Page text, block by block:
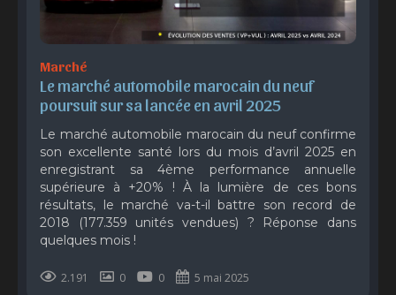
Marché
Le marché automobile marocain du neuf
poursuit sur sa lancée en avril 2025
Le marché automobile marocain du neuf confirme
son excellente santé lors du mois d’avril 2025 en
enregistrant sa 4ème performance annuelle
supérieure à +20% ! À la lumière de ces bons
résultats, le marché va-t-il battre son record de
2018 (177.359 unités vendues) ? Réponse dans
quelques mois !
2.191 0 0 5 mai 2025